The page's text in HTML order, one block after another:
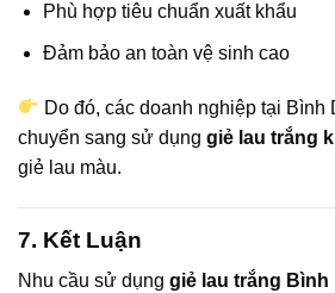
Phù hợp tiêu chuẩn xuất khẩu
Đảm bảo an toàn vệ sinh cao
Do đó, các doanh nghiệp tại
chuyển sang sử dụng giẻ lau trắng
giẻ lau màu.
7. Kết Luận
Nhu cầu sử dụng giẻ lau trắng